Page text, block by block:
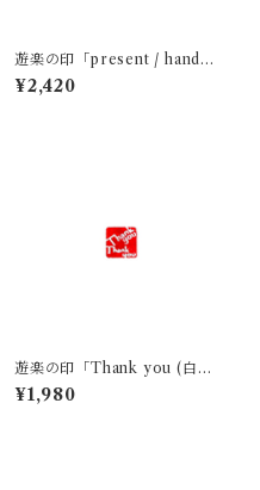
遊楽の印「present / handma
de」｜ 工房 蓮
¥2,420
遊楽の印「Thank you (白
文)」｜ 工房 蓮
¥1,980